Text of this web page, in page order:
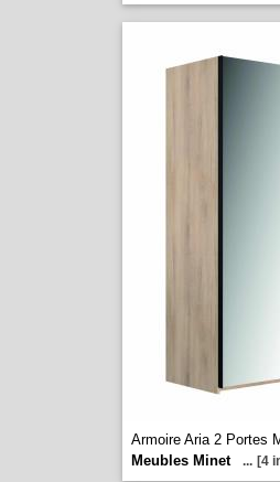
Armoire Aria 2 Portes
Meubles Minet
... [4